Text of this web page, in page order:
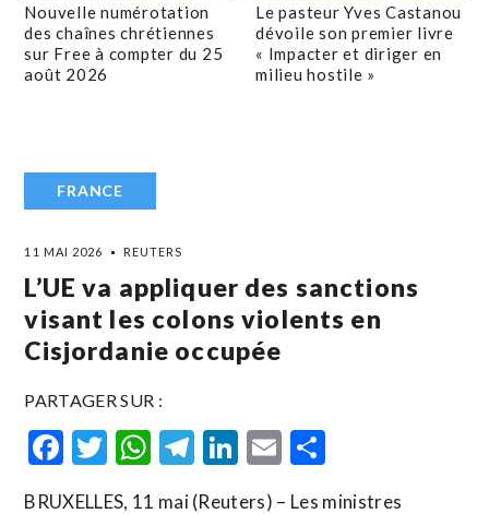
Nouvelle numérotation
des chaînes chrétiennes
sur Free à compter du 25
août 2026
Le pasteur Yves Castanou
dévoile son premier livre
« Impacter et diriger en
milieu hostile »
FRANCE
11 MAI 2026 REUTERS
L’UE va appliquer des sanctions
visant les colons violents en
Cisjordanie occupée
PARTAGER SUR :
Facebook
Twitter
WhatsApp
Telegram
LinkedIn
Email
BRUXELLES, 11 mai (Reuters) – Les ministres